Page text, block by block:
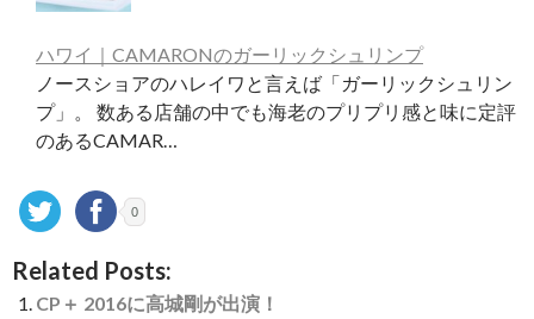
ハワイ｜CAMARONのガーリックシュリンプ
ノースショアのハレイワと言えば「ガーリックシュリン
プ」。 数ある店舗の中でも海老のプリプリ感と味に定評
のあるCAMAR…
0
Related Posts:
CP＋ 2016に高城剛が出演！